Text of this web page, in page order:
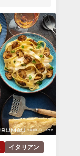
イタリアン